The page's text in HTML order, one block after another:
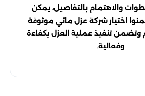
والاهتمام بالتفاصيل، يمكن
اختيار شركة عزل مائي موثوقة
وتضمن تنفيذ عملية العزل بكفاءة
وفعالية.